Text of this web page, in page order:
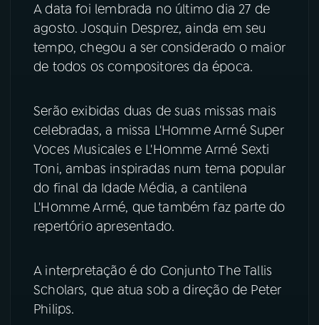
Instagram X
TikTok
A data foi lembrada no último dia 27 de
agosto. Josquin Desprez, ainda em seu
tempo, chegou a ser considerado o maior
de todos os compositores da época.
Serão exibidas duas de suas missas mais
celebradas, a missa L'Homme Armé Super
Voces Musicales e L'Homme Armé Sexti
Toni, ambas inspiradas num tema popular
do final da Idade Média, a cantilena
L'Homme Armé, que também faz parte do
repertório apresentado.
A interpretação é do Conjunto The Tallis
Scholars, que atua sob a direção de Peter
Philips.